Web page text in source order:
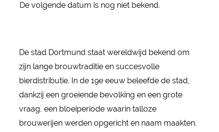
De volgende datum is nog niet bekend.
De stad Dortmund staat wereldwijd bekend om
zijn lange brouwtraditie en succesvolle
bierdistributie. In de 19e eeuw beleefde de stad,
dankzij een groeiende bevolking en een grote
vraag, een bloeiperiode waarin talloze
brouwerijen werden opgericht en naam maakten.